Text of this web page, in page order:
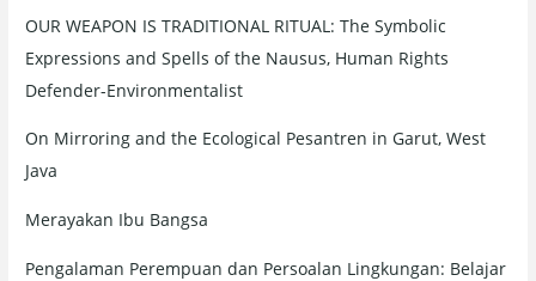
OUR WEAPON IS TRADITIONAL RITUAL: The Symbolic
Expressions and Spells of the Nausus, Human Rights
Defender-Environmentalist
On Mirroring and the Ecological Pesantren in Garut, West
Java
Merayakan Ibu Bangsa
Pengalaman Perempuan dan Persoalan Lingkungan: Belajar